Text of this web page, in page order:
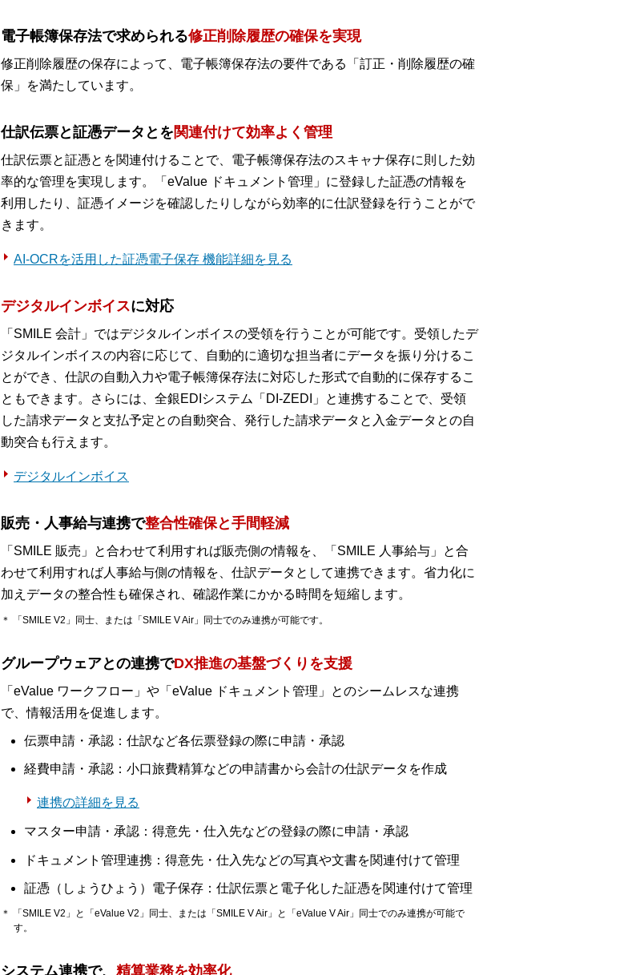
電子帳簿保存法で求められる修正削除履歴の確保を実現
修正削除履歴の保存によって、電子帳簿保存法の要件である「訂正・削除履歴の確
保」を満たしています。
仕訳伝票と証憑データとを関連付けて効率よく管理
仕訳伝票と証憑とを関連付けることで、電子帳簿保存法のスキャナ保存に則した効
率的な管理を実現します。「eValue ドキュメント管理」に登録した証憑の情報を
利用したり、証憑イメージを確認したりしながら効率的に仕訳登録を行うことがで
きます。
AI-OCRを活用した証憑電子保存 機能詳細を見る
デジタルインボイスに対応
「SMILE 会計」ではデジタルインボイスの受領を行うことが可能です。受領したデ
ジタルインボイスの内容に応じて、自動的に適切な担当者にデータを振り分けるこ
とができ、仕訳の自動入力や電子帳簿保存法に対応した形式で自動的に保存するこ
ともできます。さらには、全銀EDIシステム「DI-ZEDI」と連携することで、受領
した請求データと支払予定との自動突合、発行した請求データと入金データとの自
動突合も行えます。
デジタルインボイス
販売・人事給与連携で整合性確保と手間軽減
「SMILE 販売」と合わせて利用すれば販売側の情報を、「SMILE 人事給与」と合
わせて利用すれば人事給与側の情報を、仕訳データとして連携できます。省力化に
加えデータの整合性も確保され、確認作業にかかる時間を短縮します。
＊ 「SMILE V2」同士、または「SMILE V Air」同士でのみ連携が可能です。
グループウェアとの連携でDX推進の基盤づくりを支援
「eValue ワークフロー」や「eValue ドキュメント管理」とのシームレスな連携
で、情報活用を促進します。
伝票申請・承認：仕訳など各伝票登録の際に申請・承認
経費申請・承認：小口旅費精算などの申請書から会計の仕訳データを作成
連携の詳細を見る
マスター申請・承認：得意先・仕入先などの登録の際に申請・承認
ドキュメント管理連携：得意先・仕入先などの写真や文書を関連付けて管理
証憑（しょうひょう）電子保存：仕訳伝票と電子化した証憑を関連付けて管理
＊ 「SMILE V2」と「eValue V2」同士、または「SMILE V Air」と「eValue V Air」同士でのみ連携が可能で
す。
システム連携で、 精算業務を効率化